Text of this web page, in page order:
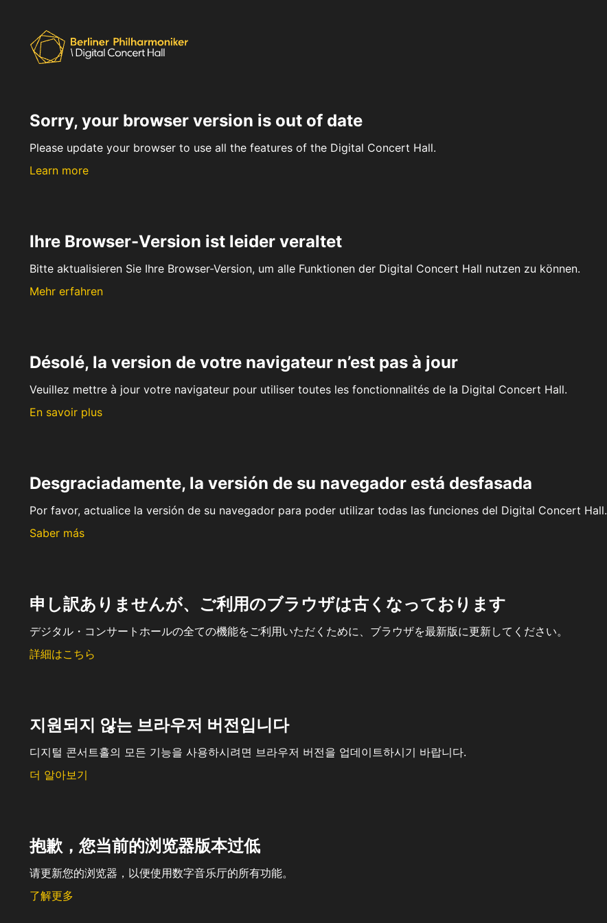
Sorry, your browser version is out of date
Please update your browser to use all the features of the Digital Concert Hall.
Learn more
Ihre Browser-Version ist leider veraltet
Bitte aktualisieren Sie Ihre Browser-Version, um alle Funktionen der Digital Concert Hall nutzen zu können.
Mehr erfahren
Désolé, la version de votre navigateur n’est pas à jour
Veuillez mettre à jour votre navigateur pour utiliser toutes les fonctionnalités de la Digital Concert Hall.
En savoir plus
Desgraciadamente, la versión de su navegador está desfasada
Por favor, actualice la versión de su navegador para poder utilizar todas las funciones del Digital Concert Hall.
Saber más
申し訳ありませんが、ご利用のブラウザは古くなっております
デジタル・コンサートホールの全ての機能をご利用いただくために、ブラウザを最新版に更新してください。
詳細はこちら
지원되지 않는 브라우저 버전입니다
디지털 콘서트홀의 모든 기능을 사용하시려면 브라우저 버전을 업데이트하시기 바랍니다.
더 알아보기
抱歉，您当前的浏览器版本过低
请更新您的浏览器，以便使用数字音乐厅的所有功能。
了解更多